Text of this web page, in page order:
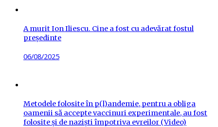
A murit Ion Iliescu. Cine a fost cu adevărat fostul
președinte
Posted
06/08/2025
Metodele folosite în p(l)andemie, pentru a obliga
oamenii să accepte vaccinuri experimentale, au fost
folosite și de naziști împotriva evreilor (Video)